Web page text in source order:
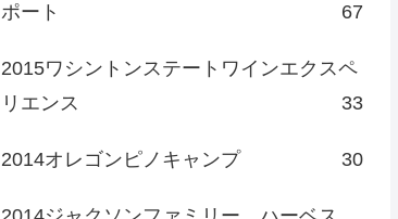
ポート
67
2015ワシントンステートワインエクスペ
リエンス
33
2014オレゴンピノキャンプ 30